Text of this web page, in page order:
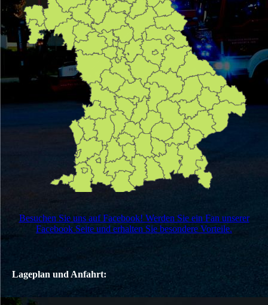
Besuchen Sie uns auf Facebook! Werden Sie ein Fan unserer
Facebook Seite und erhalten Sie besondere Vorteile.
Lageplan und Anfahrt: